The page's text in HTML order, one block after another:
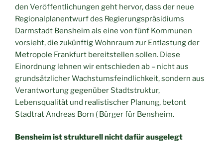
den Veröffentlichungen geht hervor, dass der neue
Regionalplanentwurf des Regierungspräsidiums
Darmstadt Bensheim als eine von fünf Kommunen
vorsieht, die zukünftig Wohnraum zur Entlastung der
Metropole Frankfurt bereitstellen sollen. Diese
Einordnung lehnen wir entschieden ab – nicht aus
grundsätzlicher Wachstumsfeindlichkeit, sondern aus
Verantwortung gegenüber Stadtstruktur,
Lebensqualität und realistischer Planung, betont
Stadtrat Andreas Born ( Bürger für Bensheim.
Bensheim ist strukturell nicht dafür ausgelegt